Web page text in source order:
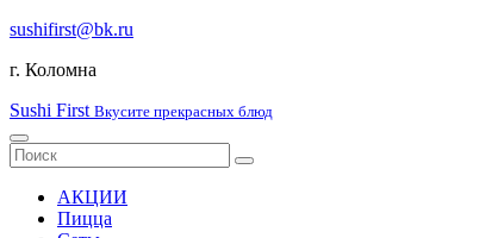
sushifirst@bk.ru
г. Коломна
Sushi First Вкусите прекрасных блюд
АКЦИИ
Пицца